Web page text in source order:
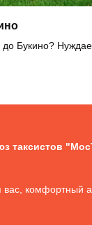
до Букино?
таксистов
комфортный